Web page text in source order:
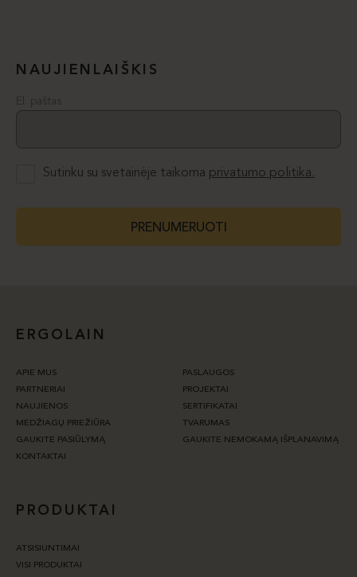
NAUJIENLAIŠKIS
El. paštas
Sutinku su svetainėje taikoma privatumo politika.
PRENUMERUOTI
ERGOLAIN
APIE MUS
PASLAUGOS
PARTNERIAI
PROJEKTAI
NAUJIENOS
SERTIFIKATAI
MEDŽIAGŲ PRIEŽIŪRA
TVARUMAS
GAUKITE PASIŪLYMĄ
GAUKITE NEMOKAMĄ IŠPLANAVIMĄ
KONTAKTAI
PRODUKTAI
ATSISIUNTIMAI
VISI PRODUKTAI